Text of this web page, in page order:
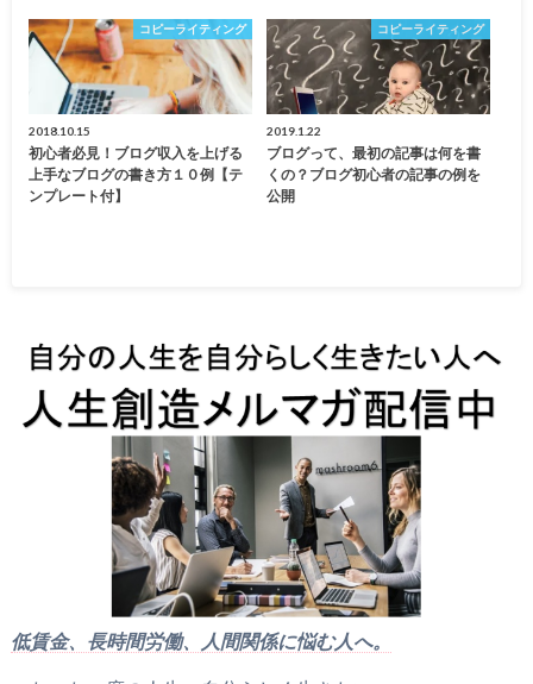
コピーライティング
2018.10.15
初心者必見！ブログ収入を上げる
上手なブログの書き方１０例【テ
ンプレート付】
コピーライティング
2019.1.22
ブログって、最初の記事は何を書
くの？ブログ初心者の記事の例を
公開
低賃金、長時間労働、人間関係に悩む人へ。